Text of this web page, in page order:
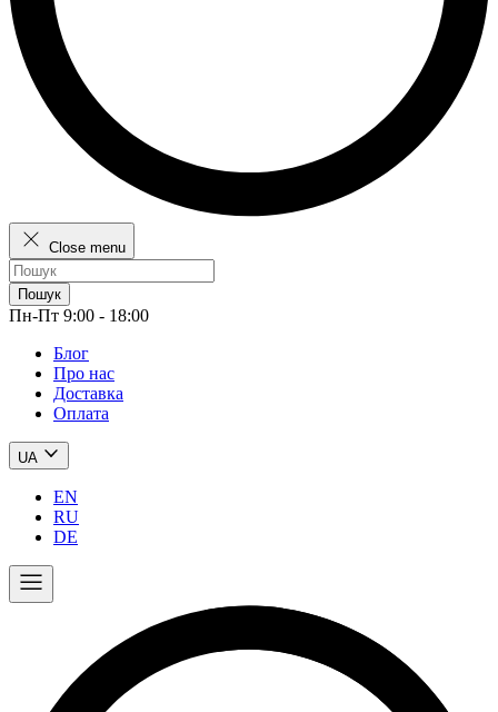
Close menu
Пошук
Пн-Пт 9:00 - 18:00
Блог
Про нас
Доставка
Оплата
UA
EN
RU
DE